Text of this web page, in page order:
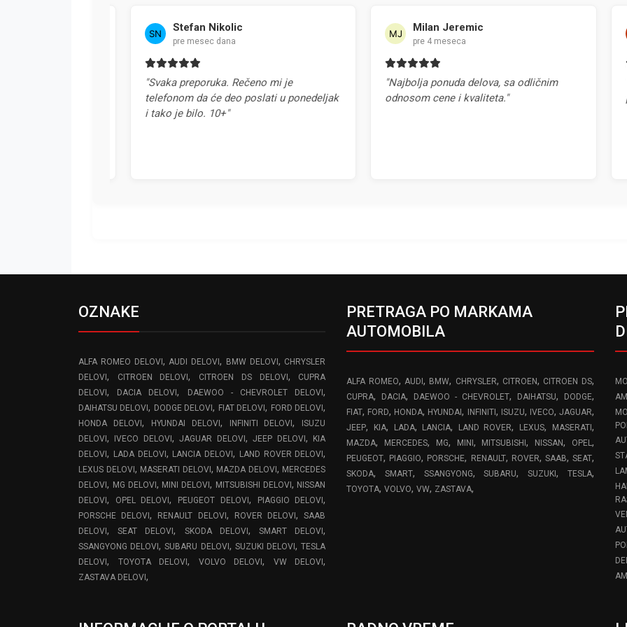
Stefan Nikolic
pre mesec dana
"Svaka preporuka. Rečeno mi je
telefonom da će deo poslati u ponedeljak
i tako je bilo. 10+"
Milan Jeremic
pre 4 meseca
"Najbolja ponuda delova, sa odličnim
odnosom cene i kvaliteta."
OZNAKE
ALFA ROMEO DELOVI,AUDI DELOVI, BMW DELOVI, CHRYSLER
DELOVI, CITROEN DELOVI, CITROEN DS DELOVI,
CUPRA
DELOVI, DACIA DELOVI, DAEWOO - CHEVROLET DELOVI,
DAIHATSU DELOVI, DODGE DELOVI, FIAT DELOVI, FORD DELOVI,
HONDA DELOVI, HYUNDAI DELOVI, INFINITI DELOVI,
ISUZU
DELOVI, IVECO DELOVI,JAGUAR DELOVI,JEEP DELOVI,
KIA
DELOVI, LADA DELOVI, LANCIA DELOVI, LAND ROVER DELOVI,
LEXUS DELOVI, MASERATI DELOVI, MAZDA DELOVI, MERCEDES
DELOVI, MG DELOVI, MINI DELOVI, MITSUBISHI DELOVI, NISSAN
DELOVI, OPEL DELOVI, PEUGEOT DELOVI, PIAGGIO DELOVI,
PORSCHE DELOVI, RENAULT DELOVI, ROVER DELOVI,SAAB
DELOVI,SEAT DELOVI, SKODA DELOVI,SMART DELOVI,
SSANGYONG DELOVI,SUBARU DELOVI, SUZUKI DELOVI,TESLA
DELOVI, TOYOTA DELOVI, VOLVO DELOVI, VW DELOVI,
ZASTAVA DELOVI,
PRETRAGA PO MARKAMA
AUTOMOBILA
ALFA ROMEO,AUDI, BMW, CHRYSLER, CITROEN, CITROEN DS,
CUPRA, DACIA, DAEWOO - CHEVROLET, DAIHATSU, DODGE,
FIAT, FORD, HONDA, HYUNDAI, INFINITI, ISUZU, IVECO, JAGUAR,
JEEP, KIA, LADA, LANCIA, LAND ROVER, LEXUS, MASERATI,
MAZDA, MERCEDES, MG, MINI, MITSUBISHI, NISSAN, OPEL ,
PEUGEOT, PIAGGIO, PORSCHE, RENAULT, ROVER, SAAB, SEAT,
SKODA, SMART, SSANGYONG,SUBARU,SUZUKI, TESLA,
TOYOTA,VOLVO,VW, ZASTAVA,